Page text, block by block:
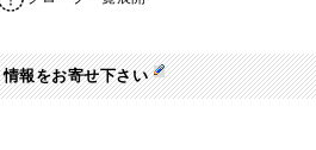
情報をお寄せ下さい